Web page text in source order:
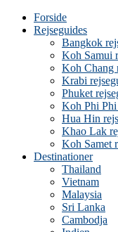
Forside
Rejseguides
Bangkok
Koh Samui
Koh Chang
Krabi
Phuket
Koh Phi Phi
Hua Hin
Khao Lak
Koh Samet
Destinationer
Thailand
Vietnam
Malaysia
Sri Lanka
Cambodja